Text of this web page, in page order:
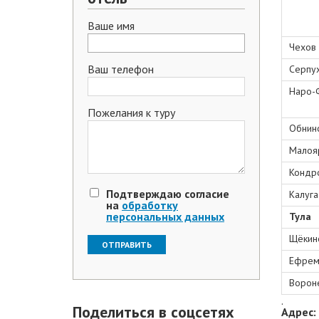
Ваше имя
Ваш телефон
Пожелания к туру
Подтверждаю согласие
на обработку
персональных данных
Поделиться в соцсетях
Чехов
Наро-
Калуга
Тула
.
Адрес: